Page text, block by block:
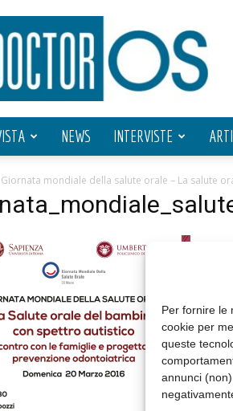
Per fornire le
cookie per
queste
annunci
NEWS INTERVISTE
Giornata mondiale della salute orale – La salute